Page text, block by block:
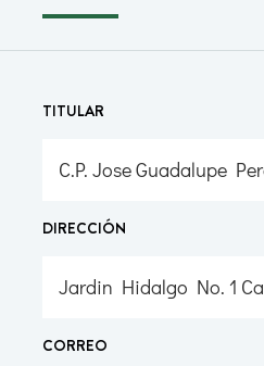
TITULAR
C.P. Jose Guadalupe
DIRECCIÓN
Jardin Hidalgo No. 1
CORREO